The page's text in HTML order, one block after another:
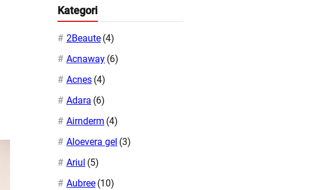
Kategori
2Beaute (4)
Acnaway (6)
Acnes (4)
Adara (6)
Airnderm (4)
Aloevera gel (3)
Ariul (5)
Aubree (10)